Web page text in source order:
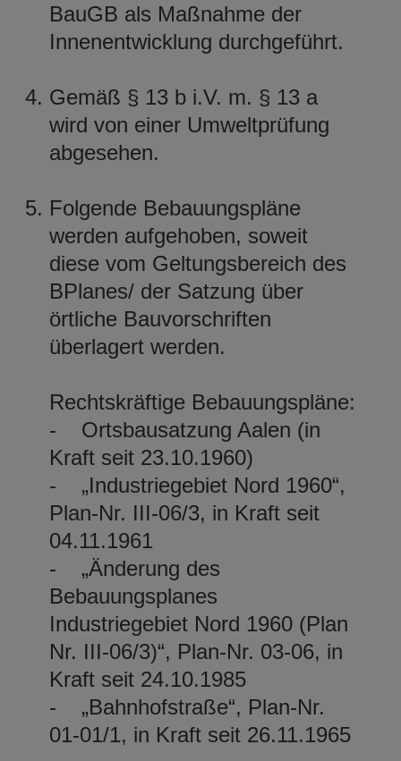
BauGB als Maßnahme der
Innenentwicklung durchgeführt.
Gemäß § 13 b i.V. m. § 13 a
wird von einer Umweltprüfung
abgesehen.
Folgende Bebauungspläne
werden aufgehoben, soweit
diese vom Geltungsbereich des
BPlanes/ der Satzung über
örtliche Bauvorschriften
überlagert werden.
Rechtskräftige Bebauungspläne:
- Ortsbausatzung Aalen (in
Kraft seit 23.10.1960)
- „Industriegebiet Nord 1960“,
Plan-Nr. III-06/3, in Kraft seit
04.11.1961
- „Änderung des
Bebauungsplanes
Industriegebiet Nord 1960 (Plan
Nr. III-06/3)“, Plan-Nr. 03-06, in
Kraft seit 24.10.1985
- „Bahnhofstraße“, Plan-Nr.
01-01/1, in Kraft seit 26.11.1965